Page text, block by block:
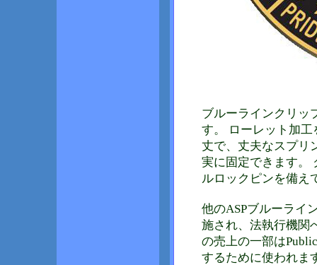
ブルーラインクリッ
す。 ローレット加
丈で、丈夫なスプリ
実に固定できます。
ルロックピンを備え
他のASPブルーライ
施され、法執行機関
の売上の一部は
するために使われま